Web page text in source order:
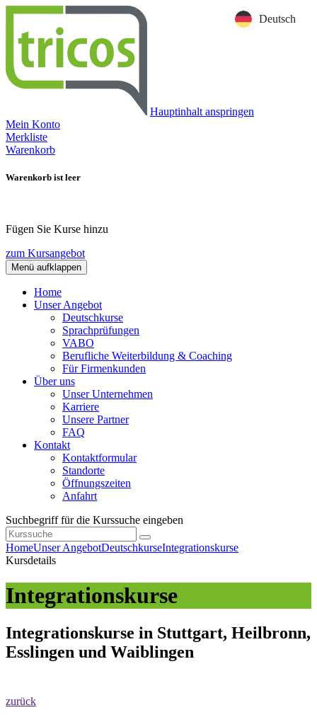
Hauptinhalt anspringen
Mein Konto
Merkliste
Warenkorb
Warenkorb ist leer
Fügen Sie Kurse hinzu
zum Kursangebot
Menü aufklappen
Home
Unser Angebot
Deutschkurse
Sprachprüfungen
VABO
Berufliche Weiterbildung & Coaching
Für Firmenkunden
Über uns
Unser Unternehmen
Karriere
Unsere Partner
FAQ
Kontakt
Kontaktformular
Standorte
Öffnungszeiten
Anfahrt
Suchbegriff für die Kurssuche eingeben
HomeUnser AngebotDeutschkurseIntegrationskurse
Kursdetails
Integrationskurse
Integrationskurse in Stuttgart, Heilbronn,
Esslingen und Waiblingen
zurück
Deutsch